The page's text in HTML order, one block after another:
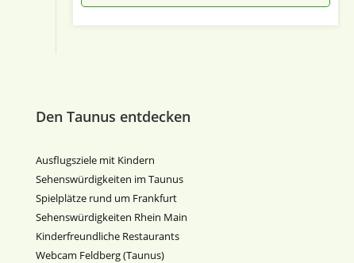
Den Taunus entdecken
Ausflugsziele mit Kindern
Sehenswürdigkeiten im Taunus
Spielplätze rund um Frankfurt
Sehenswürdigkeiten Rhein Main
Kinderfreundliche Restaurants
Webcam Feldberg (Taunus)